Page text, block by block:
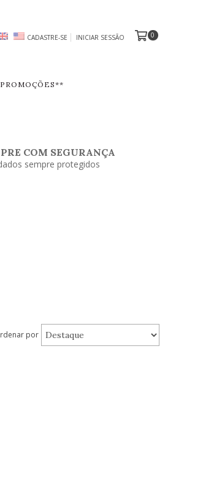
CADASTRE-SE INICIAR SESSÃO 0
COM SEGURANÇA
sempre protegidos
por